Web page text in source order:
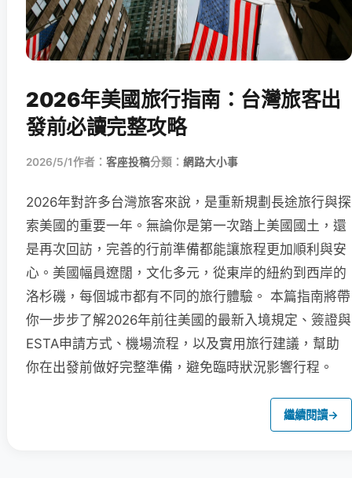
2026年美國旅行指南：台灣旅客出
發前必讀完整攻略
2026/5/1作者： 客座投稿分類： 網路大小事
2026年對許多台灣旅客來說，是重新規劃長途旅行與探
索美國的重要一年。無論你是第一次踏上美國國土，還
是再次回訪，完善的行前準備都能讓旅程更加順利與安
心。美國幅員遼闊，文化多元，從東岸的紐約到西岸的
洛杉磯，每個城市都有不同的旅行體驗。 本篇指南將帶
你一步步了解2026年前往美國的最新入境規定、簽證與
ESTA申請方式、機場流程，以及實用旅行建議，幫助
你在出發前做好完整準備，避免臨時狀況影響行程。
繼續閱讀→